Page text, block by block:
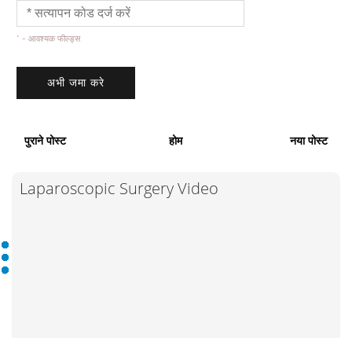
* - आवश्यक फील्ड्स
पुराने पोस्ट होम नया पोस्ट
Laparoscopic Surgery Video